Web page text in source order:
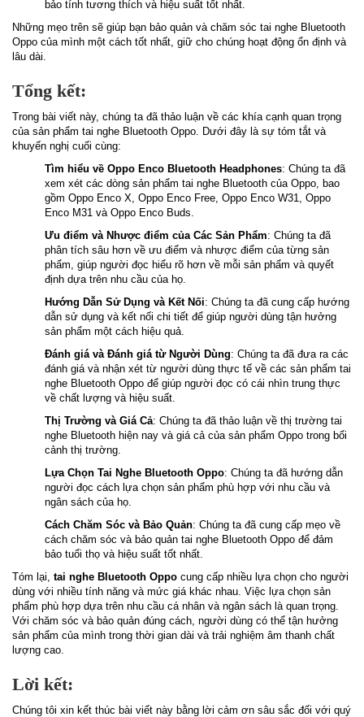
bảo tính tương thích và hiệu suất tốt nhất.
Những mẹo trên sẽ giúp bạn bảo quản và chăm sóc tai nghe Bluetooth
Oppo của mình một cách tốt nhất, giữ cho chúng hoạt động ổn định và
lâu dài.
Tổng kết:
Trong bài viết này, chúng ta đã thảo luận về các khía cạnh quan trọng
của sản phẩm tai nghe Bluetooth Oppo. Dưới đây là sự tóm tắt và
khuyến nghị cuối cùng:
Tìm hiểu về Oppo Enco Bluetooth Headphones: Chúng ta đã
xem xét các dòng sản phẩm tai nghe Bluetooth của Oppo, bao
gồm Oppo Enco X, Oppo Enco Free, Oppo Enco W31, Oppo
Enco M31 và Oppo Enco Buds.
Ưu điểm và Nhược điểm của Các Sản Phẩm: Chúng ta đã
phân tích sâu hơn về ưu điểm và nhược điểm của từng sản
phẩm, giúp người đọc hiểu rõ hơn về mỗi sản phẩm và quyết
định dựa trên nhu cầu của họ.
Hướng Dẫn Sử Dụng và Kết Nối: Chúng ta đã cung cấp hướng
dẫn sử dụng và kết nối chi tiết để giúp người dùng tận hưởng
sản phẩm một cách hiệu quả.
Đánh giá và Đánh giá từ Người Dùng: Chúng ta đã đưa ra các
đánh giá và nhận xét từ người dùng thực tế về các sản phẩm tai
nghe Bluetooth Oppo để giúp người đọc có cái nhìn trung thực
về chất lượng và hiệu suất.
Thị Trường và Giá Cả: Chúng ta đã thảo luận về thị trường tai
nghe Bluetooth hiện nay và giá cả của sản phẩm Oppo trong bối
cảnh thị trường.
Lựa Chọn Tai Nghe Bluetooth Oppo: Chúng ta đã hướng dẫn
người đọc cách lựa chọn sản phẩm phù hợp với nhu cầu và
ngân sách của họ.
Cách Chăm Sóc và Bảo Quản: Chúng ta đã cung cấp mẹo về
cách chăm sóc và bảo quản tai nghe Bluetooth Oppo để đảm
bảo tuổi thọ và hiệu suất tốt nhất.
Tóm lại, tai nghe Bluetooth Oppo cung cấp nhiều lựa chọn cho người
dùng với nhiều tính năng và mức giá khác nhau. Việc lựa chọn sản
phẩm phù hợp dựa trên nhu cầu cá nhân và ngân sách là quan trọng.
Với chăm sóc và bảo quản đúng cách, người dùng có thể tận hưởng
sản phẩm của mình trong thời gian dài và trải nghiệm âm thanh chất
lượng cao.
Lời kết:
Chúng tôi xin kết thúc bài viết này bằng lời cảm ơn sâu sắc đối với quý